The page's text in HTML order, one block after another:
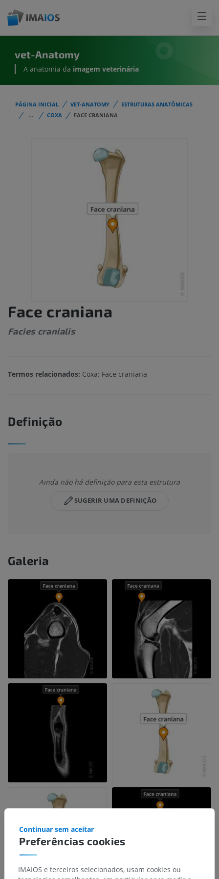
vet-Anatomy
A anatomia da imagem veterinária
PÁGINA INICIAL VET-ANATOMY
ESTRUTURAS ANATÔMICAS
...
COXA FACE CRANIANA
Face craniana
Facies cranialis
Termos relacionados: Coxa: Face craniana
Definição
Ainda não há definição para esta estrutura
SUGERIR UMA DEFINIÇÃO
Galeria
Preferências cookies
Continuar sem aceitar
IMAIOS e terceiros selecionados, usam cookies ou